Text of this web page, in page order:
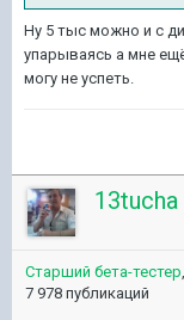
Ну 5 тыс можно и с
упарываясь а мне
могу не успеть.
13tucha
Старший бета-тестер,
7 978 публикаций